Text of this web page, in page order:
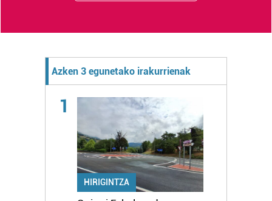
Azken 3 egunetako irakurrienak
1
HIRIGINTZA